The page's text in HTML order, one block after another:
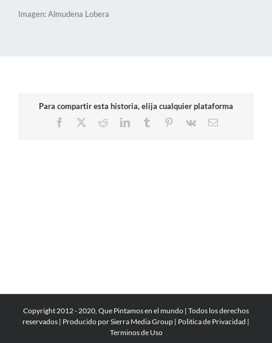
Imagen: Almudena Lobera
Para compartir esta historia, elija cualquier plataforma
Facebook
RedditLinkedInTumblr Pinterest
Vk
Correo
Copyright 2012 - 2020, Que Pintamos en el mundo | Todos los derechos
reservados | Producido porSierra Media Group | Politica de Privacidad |
Terminos de Uso